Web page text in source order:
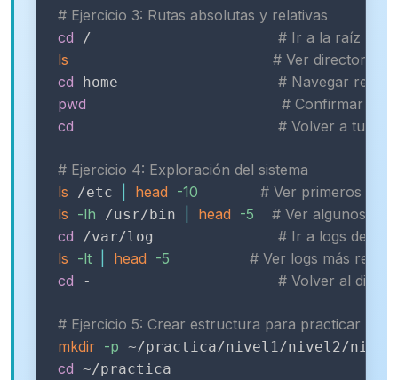
# Ejercicio 3: Rutas absolutas y relativas
cd / # Ir a la raíz del
ls
# Ver directorios
cd home # Navegar
pwd
# Confirmar
cd
# Volver a tu
# Ejercicio 4: Exploración del sistema
ls /etc head -10
# Ver primeros 10
ls -lh /usr/bin head -5
# Ver algunos
cd /var/log # Ir a logs del
ls -lt head -5
# Ver logs más
cd - # Volver al
# Ejercicio 5: Crear estructura para practicar
mkdir -p
cd